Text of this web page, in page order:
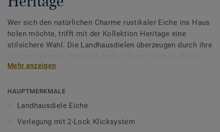
Wer sich den natürlichen Charme rustikaler Eiche ins Haus
holen möchte, trifft mit der Kollektion Heritage eine
stilsichere Wahl. Die Landhausdielen überzeugen durch ihre
und lebendigen Farbvariationen, die jedem Raum eine
werden die Dielen gebürstet und gebeizt. So kommt die
natürliche Maserung besonders schön zur Geltung. Die
Mehr anzeigen
HAUPTMERKMALE
Landhausdiele Eiche
Verlegung mit 2-Lock Klicksystem